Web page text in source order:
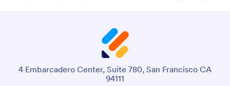
4 Embarcadero Center, Suite 780, San Francisco CA
94111